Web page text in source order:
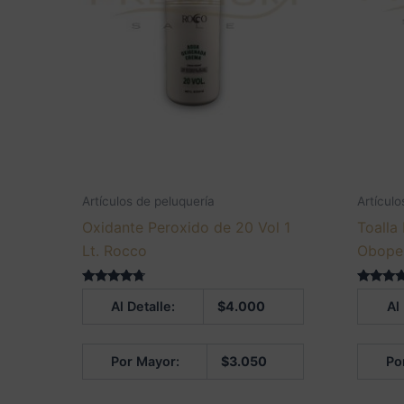
Artículos de peluquería
Oxidante Peroxido de 20 Vol 1
Lt. Rocco
Al Detalle: $4.000
Por Mayor: $3.050
Al